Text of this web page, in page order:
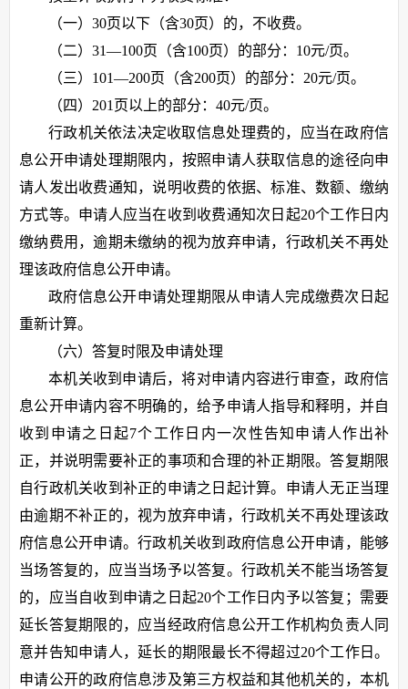
（一）30页以下（含30页）的，不收费。
（二）31—100页（含100页）的部分：10元/页。
（三）101—200页（含200页）的部分：20元/页。
（四）201页以上的部分：40元/页。
行政机关依法决定收取信息处理费的，应当在政府信
息公开申请处理期限内，按照申请人获取信息的途径向申
请人发出收费通知，说明收费的依据、标准、数额、缴纳
方式等。申请人应当在收到收费通知次日起20个工作日内
缴纳费用，逾期未缴纳的视为放弃申请，行政机关不再处
理该政府信息公开申请。
政府信息公开申请处理期限从申请人完成缴费次日起
重新计算。
（六）答复时限及申请处理
本机关收到申请后，将对申请内容进行审查，政府信
息公开申请内容不明确的，给予申请人指导和释明，并自
收到申请之日起7个工作日内一次性告知申请人作出补
正，并说明需要补正的事项和合理的补正期限。答复期限
自行政机关收到补正的申请之日起计算。申请人无正当理
由逾期不补正的，视为放弃申请，行政机关不再处理该政
府信息公开申请。行政机关收到政府信息公开申请，能够
当场答复的，应当当场予以答复。行政机关不能当场答复
的，应当自收到申请之日起20个工作日内予以答复；需要
延长答复期限的，应当经政府信息公开工作机构负责人同
意并告知申请人，延长的期限最长不得超过20个工作日。
申请公开的政府信息涉及第三方权益和其他机关的，本机